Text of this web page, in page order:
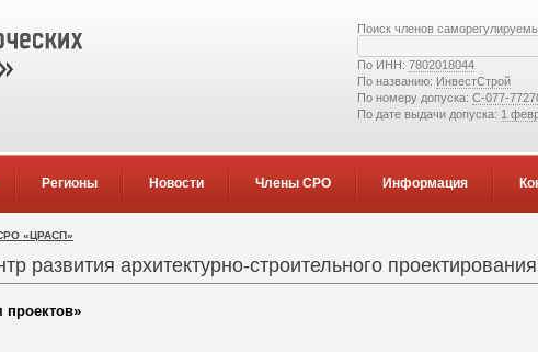
Поиск членов
По ИНН: 7802018044
По названию: ИнвестСтрой
По номеру допуска: С-077-
По дате выдачи допуска: 1
Регионы Новости Члены СРО Информация
«ЦРАСП»
развития архитектурно-строительного
проектов»